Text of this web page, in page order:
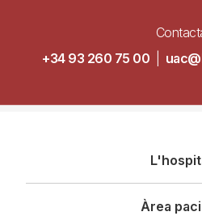
+34 93 260 75 00
principal
Àrea